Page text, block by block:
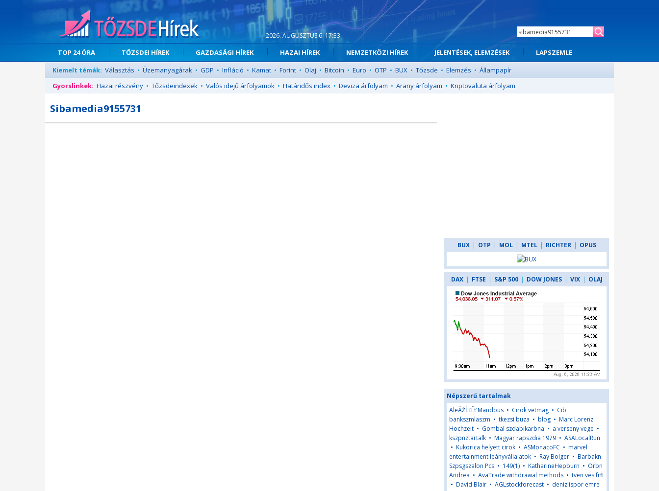
2026. AUGUSZTUS 6. 17:33
TOP 24 ÓRA TŐZSDEI HÍREK GAZDASÁGI HÍREK HAZAI HÍREK NEMZETKÖZI HÍREK JELENTÉSEK, ELEMZÉSEK
LAPSZEMLE
Kiemelt témák: Választás • Üzemanyagárak • GDP • Infláció • Kamat • Forint • Olaj • Bitcoin • Euro • OTP • BUX • Tőzsde • Elemzés • Állampapír
Gyorslinkek: Hazai részvény • Tőzsdeindexek • Valós idejű árfolyamok • Határidős index • Deviza árfolyam • Arany árfolyam • Kriptovaluta árfolyam
Sibamedia9155731
BUX | OTP | MOL | MTEL | RICHTER | OPUS
DAX | FTSE | S&P 500 | DOW JONES | VIX | OLAJ
Népszerű tartalmak
AleÄŹĹĽËť Mandous • Cirok vetmag • Cib
bankszmlaszm • tkezsi buza • blog • Marc Lorenz
Hochzeit • Gombal szdabikarbna • a verseny vege •
kszpnztartalk • Magyar rapszdia 1979 • ASALocalRun
• Kukorica helyett cirok • ASMonacoFC • marvel
entertainment leányvállalatok • Ray Bolger • Barbakn
Szpsgszalon Pcs • 149(1) • KatharineHepburn • Orbn
Andrea • AvaTrade withdrawal methods • tven ves frfi
• David Blair • AGLstockforecast • denizlispor emre